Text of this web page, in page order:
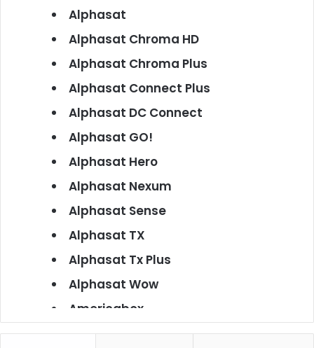
Alphasat
Alphasat Chroma HD
Alphasat Chroma Plus
Alphasat Connect Plus
Alphasat DC Connect
Alphasat GO!
Alphasat Hero
Alphasat Nexum
Alphasat Sense
Alphasat TX
Alphasat Tx Plus
Alphasat Wow
Americabox
Americabox S101